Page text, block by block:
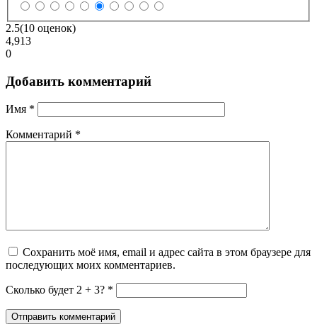
2.5(10 оценок)
4,913
0
Добавить комментарий
Имя *
Комментарий *
Сохранить моё имя, email и адрес сайта в этом браузере для
последующих моих комментариев.
Сколько будет 2 + 3? *